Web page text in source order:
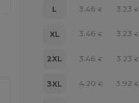
L 3.46 € 3.23 €
XL 3.46 € 3.23 €
2XL 3.46 € 3.23 €
3XL 4.20 € 3.92 €